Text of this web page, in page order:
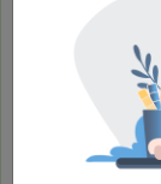
اجتماعی
A NO-